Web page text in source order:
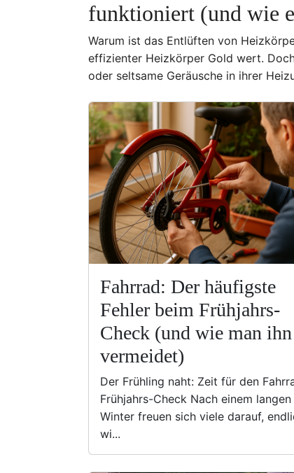
funktioniert (und wie
Warum ist das Entlüften von
effizienter Heizkörper Gold wert.
oder seltsame Geräusche in ihrer
Fahrrad: Der häufigste
Fehler beim Frühjahrs-
Check (und wie man ihn
vermeidet)
Der Frühling naht: Zeit für den
Frühjahrs-Check Nach einem langen
Winter freuen sich viele darauf,
wi...